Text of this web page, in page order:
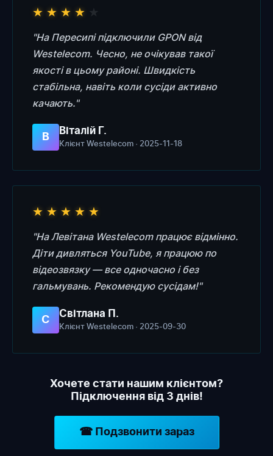
★ ★ ★ ★ ★
"На Пересипі підключили GPON від
Westelecom. Чесно, не очікував такої
якості в цьому районі. Швидкість
стабільна, навіть коли сусіди активно
качають."
В
Віталій Г.
Клієнт Westelecom · 2025-11-18
★ ★ ★ ★ ★
"На Левітана Westelecom працює відмінно.
Діти дивляться YouTube, я працюю по
відеозвязку — все одночасно і без
гальмувань. Рекомендую сусідам!"
С
Світлана П.
Клієнт Westelecom · 2025-09-30
Хочете стати нашим клієнтом?
Підключення від 3 днів!
☎ Подзвонити зараз